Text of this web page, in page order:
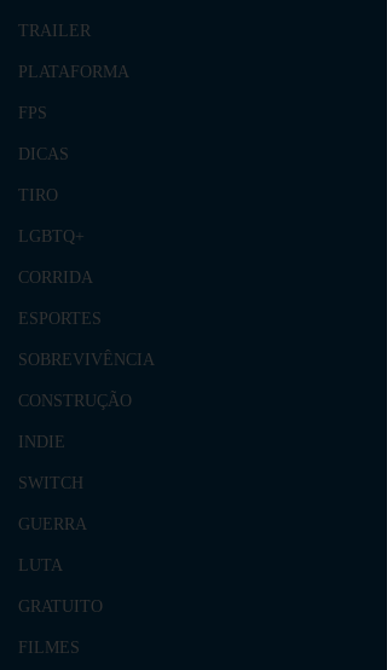
TRAILER
PLATAFORMA
FPS
DICAS
TIRO
LGBTQ+
CORRIDA
ESPORTES
SOBREVIVÊNCIA
CONSTRUÇÃO
INDIE
SWITCH
GUERRA
LUTA
GRATUITO
FILMES